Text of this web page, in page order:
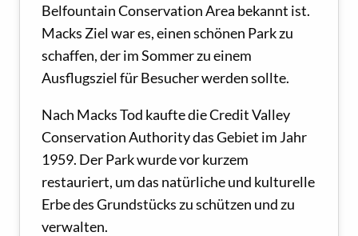
Belfountain Conservation Area bekannt ist.
Macks Ziel war es, einen schönen Park zu
schaffen, der im Sommer zu einem
Ausflugsziel für Besucher werden sollte.
Nach Macks Tod kaufte die Credit Valley
Conservation Authority das Gebiet im Jahr
1959. Der Park wurde vor kurzem
restauriert, um das natürliche und kulturelle
Erbe des Grundstücks zu schützen und zu
verwalten.